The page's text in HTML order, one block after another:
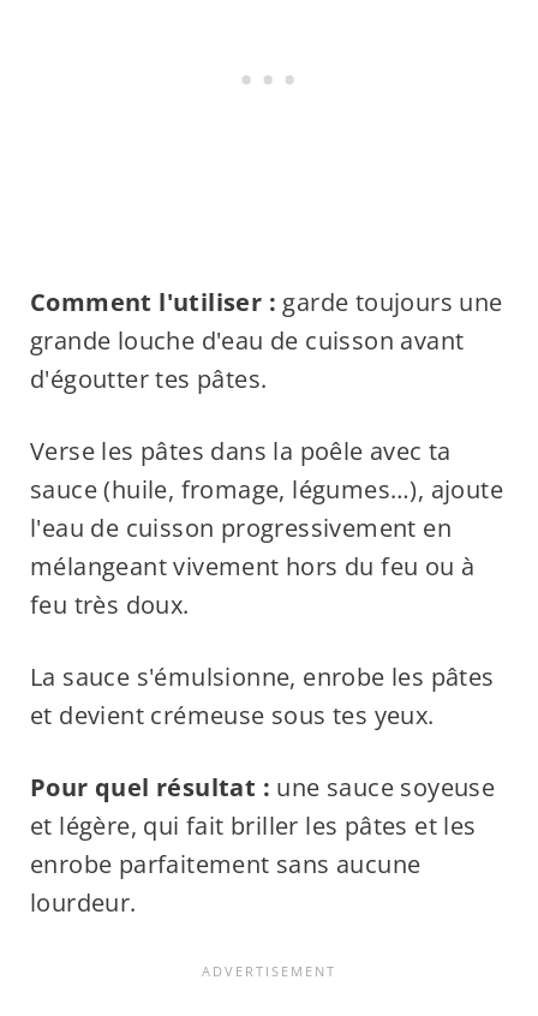
Comment l'utiliser : garde toujours une
grande louche d'eau de cuisson avant
d'égoutter tes pâtes.
Verse les pâtes dans la poêle avec ta
sauce (huile, fromage, légumes…), ajoute
l'eau de cuisson progressivement en
mélangeant vivement hors du feu ou à
feu très doux.
La sauce s'émulsionne, enrobe les pâtes
et devient crémeuse sous tes yeux.
Pour quel résultat : une sauce soyeuse
et légère, qui fait briller les pâtes et les
enrobe parfaitement sans aucune
lourdeur.